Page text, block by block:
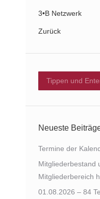
3•B Netzwerk
Zurück
Search:
Neueste
Termine der
Mitgliederbestand
Mitgliederbereich
01.08.2026 – 84